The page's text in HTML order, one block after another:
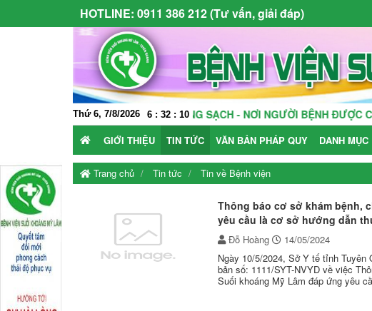
HOTLINE: 0911 386 212 (Tư vấn, giải đáp)
Thứ 6, 7/8/2026 6 : 32 : 10
KHÁM CHỮA BỆNH TRONG SẠCH - NƠI NGƯỜI BỆNH ĐƯỢC CẢM
GIỚI THIỆU TIN TỨC VĂN BẢN PHÁP QUY DANH MỤC
Trang chủ Tin tức Tin về Bệnh viện
Thông báo cơ sở khám bệnh,
yêu cầu là cơ sở hướng dẫn
Đỗ Hoàng
14/05/2024
Ngày 10/5/2024, Sở Y tế tỉnh Tuyên
bản số: 1111/SYT-NVYD về việc
Suối khoáng Mỹ Lâm đáp ứng yêu